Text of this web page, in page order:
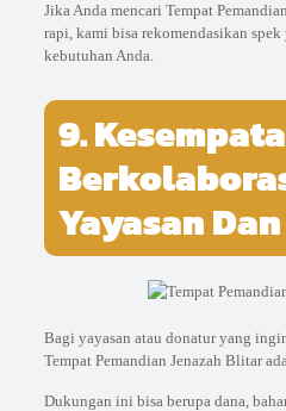
Jika Anda mencari Tempat
rapi, kami bisa rekomendasikan
kebutuhan Anda.
9.
Yayasan
Bagi yayasan atau donatur yang
Tempat Pemandian Jenazah Blitar
Dukungan ini bisa berupa dana,